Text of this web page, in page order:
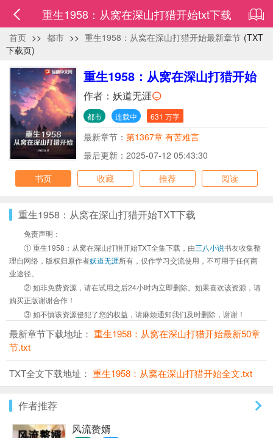
重生1958：从窝在深山打猎开始txt下载
首页 >> 都市 >> 重生1958：从窝在深山打猎开始最新章节 (TXT
下载页)
重生1958：从窝在深山打猎开始
作者： 妖道无涯
都市 连载中 631 万字
最新章节： 第1367章 有苦难言
最后更新：2025-07-12 05:43:30
书页
收藏 推荐 阅读
重生1958：从窝在深山打猎开始TXT下载
免责声明：
① 重生1958：从窝在深山打猎开始TXT全集下载，由三八小说书友收集整
理自网络，版权归原作者妖道无涯所有，仅作学习交流使用，不可用于任何商
业途径。
② 如非免费资源，请在试用之后24小时内立即删除。如果喜欢该资源，请
购买正版谢谢合作！
③ 如不慎该资源侵犯了您的权益，请麻烦通知我们及时删除，谢谢！
最新章节下载地址： 重生1958：从窝在深山打猎开始最新50章
节.txt
TXT全文下载地址： 重生1958：从窝在深山打猎开始全文.txt
作者推荐
风流赘婿